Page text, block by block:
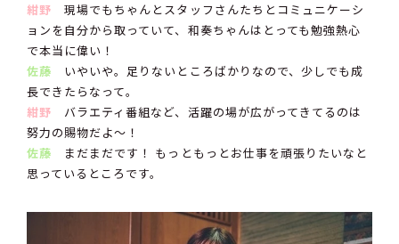
紺野 現場でもちゃんとスタッフさんたちとコミュニケーシ
ョンを自分から取っていて、和奏ちゃんはとっても勉強熱心
で本当に偉い！
佐藤 いやいや。足りないところばかりなので、少しでも成
長できたらなって。
紺野 バラエティ番組など、活躍の場が広がってきてるのは
努力の賜物だよ〜！
佐藤 まだまだです！ もっともっとお仕事を頑張りたいなと
思っているところです。